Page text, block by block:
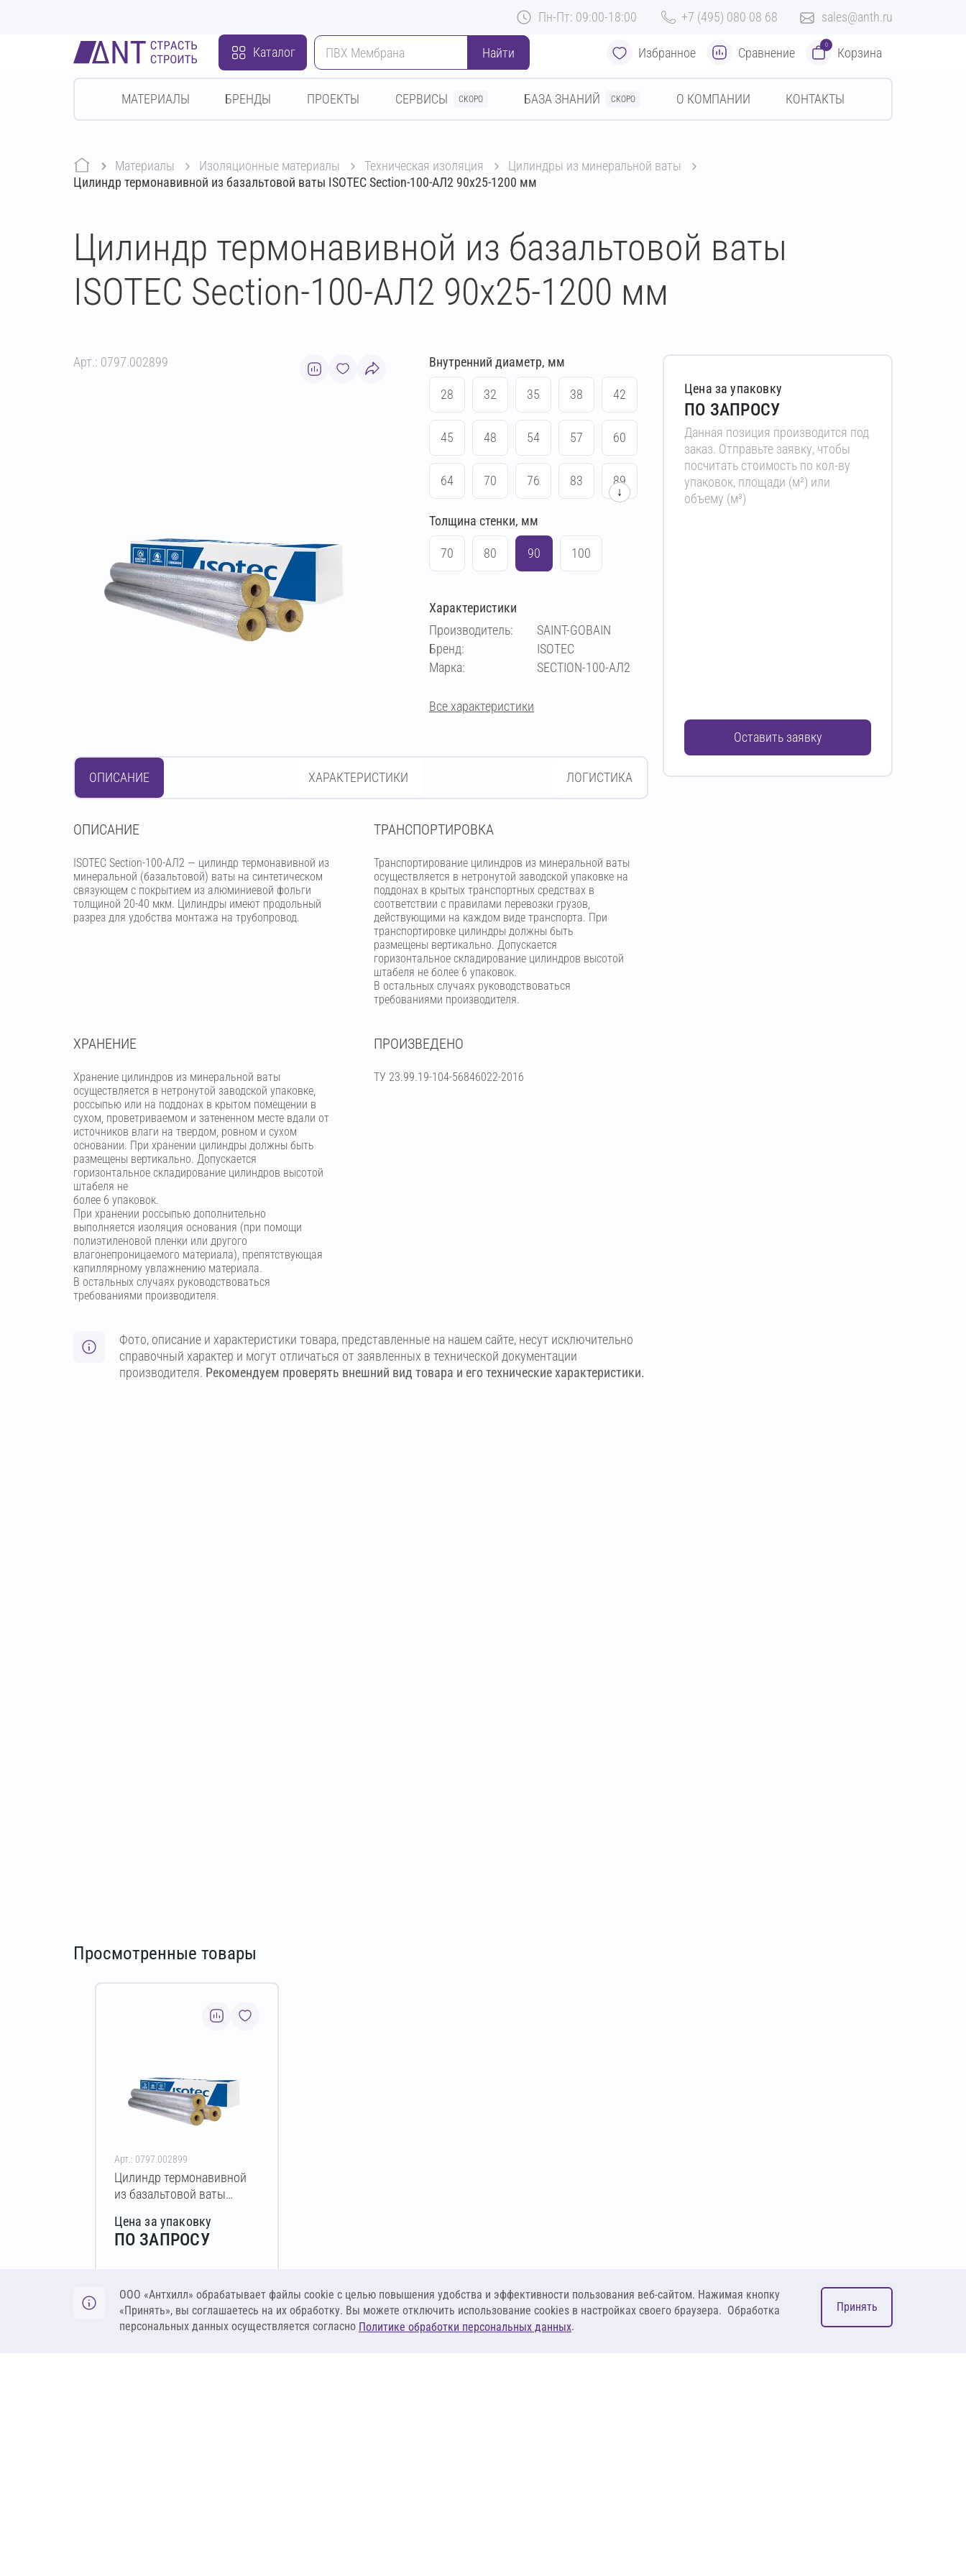
Пн-Пт: 09:00-18:00 +7 (495) 080 08 68 sales@anth.ru
Каталог Найти Избранное Сравнение
0
Корзина
МАТЕРИАЛЫ БРЕНДЫ ПРОЕКТЫ СЕРВИСЫ СКОРО БАЗА ЗНАНИЙ СКОРО О КОМПАНИИ КОНТАКТЫ
Материалы изоляционные материалы техническая изоляция
цилиндры из минеральной ваты
Цилиндр термонавивной из базальтовой ваты ISOTEC Section-100-АЛ2 90х25-1200 мм
Цилиндр термонавивной из базальтовой ваты
ISOTEC Section-100-АЛ2 90х25-1200 мм
Арт.: 0797.002899 Внутренний диаметр, мм
28 32 35 38 42
45 48 54 57 60
64 70 76 83 89
102 108
159 169 219
25
↓
Толщина стенки, мм
70 80 90 100
Характеристики
Производитель:
SAINT-GOBAIN
Бренд:
ISOTEC
Марка:
SECTION-100-АЛ2
Все характеристики
ОПИСАНИЕ ХАРАКТЕРИСТИКИ ЛОГИСТИКА
OПИСАНИЕ
ISOTEC Section-100-АЛ2 — цилиндр термонавивной из
минеральной (базальтовой) ваты на синтетическом
связующем с покрытием из алюминиевой фольги
толщиной 20-40 мкм. Цилиндры имеют продольный
разрез для удобства монтажа на трубопровод.
ТРАНСПОРТИРОВКА
Транспортирование цилиндров из минеральной ваты
осуществляется в нетронутой заводской упаковке на
поддонах в крытых транспортных средствах в
соответствии с правилами перевозки грузов,
действующими на каждом виде транспорта. При
транспортировке цилиндры должны быть
размещены вертикально. Допускается
горизонтальное складирование цилиндров высотой
штабеля не более 6 упаковок.
В остальных случаях руководствоваться
требованиями производителя.
ХРАНЕНИЕ
Хранение цилиндров из минеральной ваты
осуществляется в нетронутой заводской упаковке,
россыпью или на поддонах в крытом помещении в
сухом, проветриваемом и затененном месте вдали от
источников влаги на твердом, ровном и сухом
основании. При хранении цилиндры должны быть
размещены вертикально. Допускается
горизонтальное складирование цилиндров высотой
штабеля не
более 6 упаковок.
При хранении россыпью дополнительно
выполняется изоляция основания (при помощи
полиэтиленовой пленки или другого
влагонепроницаемого материала), препятствующая
капиллярному увлажнению материала.
В остальных случаях руководствоваться
требованиями производителя.
ПРОИЗВЕДЕНО
ТУ 23.99.19-104-56846022-2016
Фото, описание и характеристики товара, представленные на нашем сайте, несут исключительно
справочный характер и могут отличаться от заявленных в технической документации
производителя. Рекомендуем проверять внешний вид товара и его технические характеристики.
Цена за упаковку
ПО ЗАПРОСУ
Данная позиция производится под
заказ. Отправьте заявку, чтобы
посчитать стоимость по кол-ву
упаковок, площади (м²) или
объему (м³)
Оставить заявку
Просмотренные товары
Арт.: 0797.002899
Цилиндр термонавивной
из базальтовой ваты
90х25-1200 мм
Цена за упаковку
ПО ЗАПРОСУ
Оставить заявку
ООО «Антхилл» обрабатывает файлы cookie c целью повышения удобства и эффективности пользования веб-сайтом. Нажимая кнопку
«Принять», вы соглашаетесь на их обработку. Вы можете отключить использование cookies в настройках своего браузера. Обработка
персональных данных осуществляется согласно Политике обработки персональных данных.
Принять